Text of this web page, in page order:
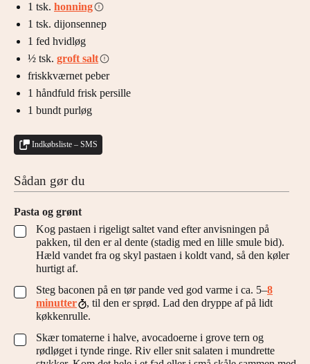
1 tsk. honning
1 tsk. dijonsennep
1 fed hvidløg
½ tsk. groft salt
friskkværnet peber
1 håndfuld frisk persille
1 bundt purløg
Indkøbsliste – SMS
Sådan gør du
Pasta og grønt
▢
Kog pastaen i rigeligt saltet vand efter anvisningen på
pakken, til den er al dente (stadig med en lille smule bid).
Hæld vandet fra og skyl pastaen i koldt vand, så den køler
hurtigt af.
▢
Steg baconen på en tør pande ved god varme i ca. 5–8
minutter
, til den er sprød. Lad den dryppe af på lidt
køkkenrulle.
▢
Skær tomaterne i halve, avocadoerne i grove tern og
rødløget i tynde ringe. Riv eller snit salaten i mundrette